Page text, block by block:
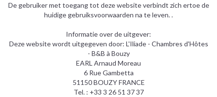
De gebruiker met toegang tot deze website verbindt zich ertoe de
huidige gebruiksvoorwaarden na te leven. .
Informatie over de uitgever:
Deze website wordt uitgegeven door: L'Iliade - Chambres d'Hôtes
- B&B à Bouzy
EARL Arnaud Moreau
6 Rue Gambetta
51150 BOUZY FRANCE
Tel. : +33 3 26 51 37 37